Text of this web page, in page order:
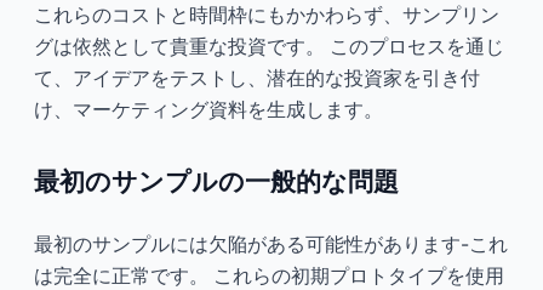
これらのコストと時間枠にもかかわらず、サンプリン
グは依然として貴重な投資です。 このプロセスを通じ
て、アイデアをテストし、潜在的な投資家を引き付
け、マーケティング資料を生成します。
最初のサンプルの一般的な問題
最初のサンプルには欠陥がある可能性があります-これ
は完全に正常です。 これらの初期プロトタイプを使用